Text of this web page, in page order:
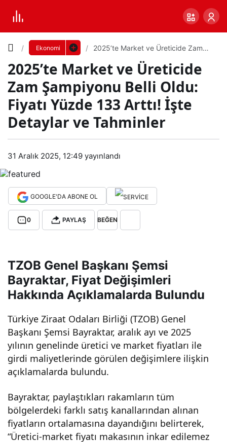
Ekonomi
2025’te Market ve Üreticide Zam
133 Arttı! İşte Detaylar ve Tahminler
2025’te Market ve Üreticide
Zam Şampiyonu Belli Oldu:
Fiyatı Yüzde 133 Arttı! İşte
Detaylar ve Tahminler
31 Aralık 2025, 12:49 yayınlandı
GOOGLE'DA ABONE OL
0 PAYLAŞ BEĞEN
TZOB Genel Başkanı Şemsi
Bayraktar, Fiyat Değişimleri
Hakkında Açıklamalarda Bulundu
Türkiye Ziraat Odaları Birliği (TZOB) Genel
Başkanı Şemsi Bayraktar, aralık ayı ve 2025
yılının genelinde üretici ve market fiyatları ile
girdi maliyetlerinde görülen değişimlere ilişkin
açıklamalarda bulundu.
Bayraktar, paylaştıkları rakamların tüm
bölgelerdeki farklı satış kanallarından alınan
fiyatların ortalamasına dayandığını belirterek,
“Üretici-market fiyatı makasının inkar edilemez
202
Mar
ket
ve
icid
e
Zam
Şam
nu
Belli
Yazı
Boyutunu
Ayarla
Küçük 100% Dev
Varsayılana
dön
0